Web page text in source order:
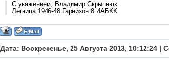
С уважением, Владимир Скрыпнюк
Легница 1946-48 Гарнизон 8 ИАБКК
Дата: Воскресенье, 25 Августа 2013, 10:12:24 |